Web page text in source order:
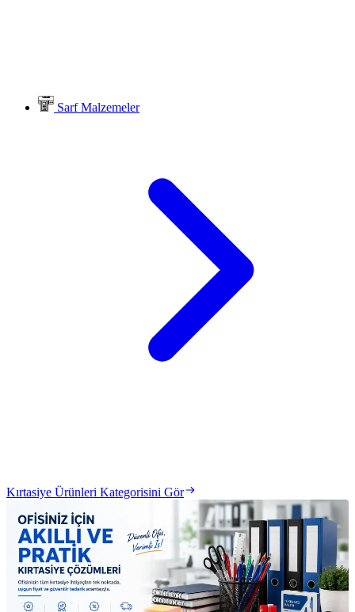
Sarf Malzemeler
Kırtasiye Ürünleri Kategorisini Gör